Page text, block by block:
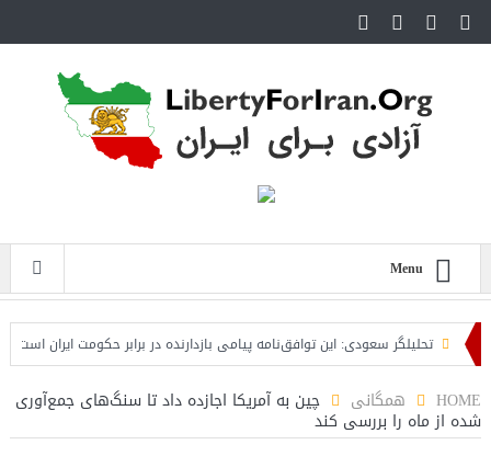
Menu
تحلیلگر سعودی: این توافق‌نامه پیامی بازدارنده در برابر حکومت ایران است
HOME همگانی چین به آمریکا اجازده داد تا سنگ‌های جمع‌آوری
شده از ماه را بررسی کند